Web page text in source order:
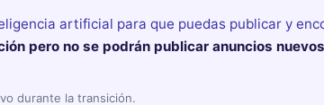
artificial para que puedas publicar y
pero no se podrán publicar anuncios nuevos
durante la transición.